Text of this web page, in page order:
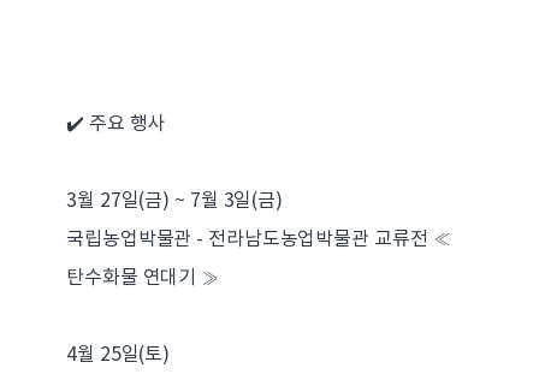
✔️ 주요 행사
3월 27일(금) ~ 7월 3일(금)
국립농업박물관 - 전라남도농업박물관 교류전 ≪
탄수화물 연대기 ≫
4월 25일(토)